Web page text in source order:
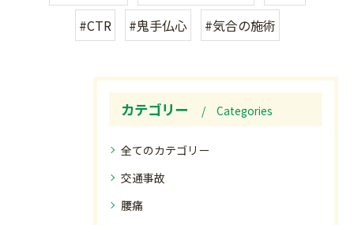
#CTR
#鬼手仏心 #気合の施術
カテゴリー Categories
全てのカテゴリー
交通事故
腰痛